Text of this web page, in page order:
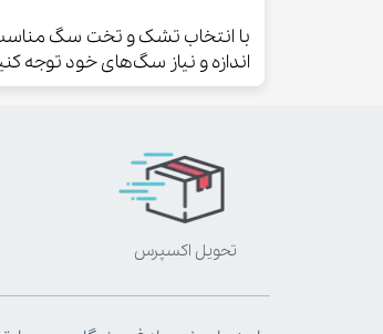
با انتخاب تشک و تخت سگ
اندازه و نیاز سگ‌های خود توجه
تحویل اکسپرس